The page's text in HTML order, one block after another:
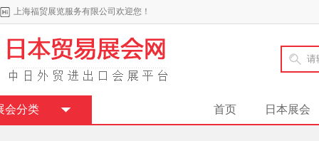
上海福贸展览服务有限公司欢迎您！
首页 日本展会
会分类